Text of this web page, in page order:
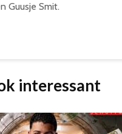
Guusje Smit.
interessant